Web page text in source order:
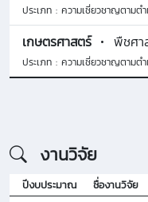
ประเภท : ความเชี่ยวชาญตาม
เกษตรศาสตร์ พืชศา
ประเภท : ความเชี่ยวชาญตามต
งานวิจัย
ปีงบประมาณ ชื่องานวิจัย